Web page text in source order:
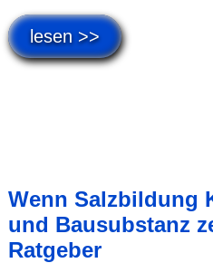
lesen >>
Wenn Salzbildung
und Bausubstanz
Ratgeber